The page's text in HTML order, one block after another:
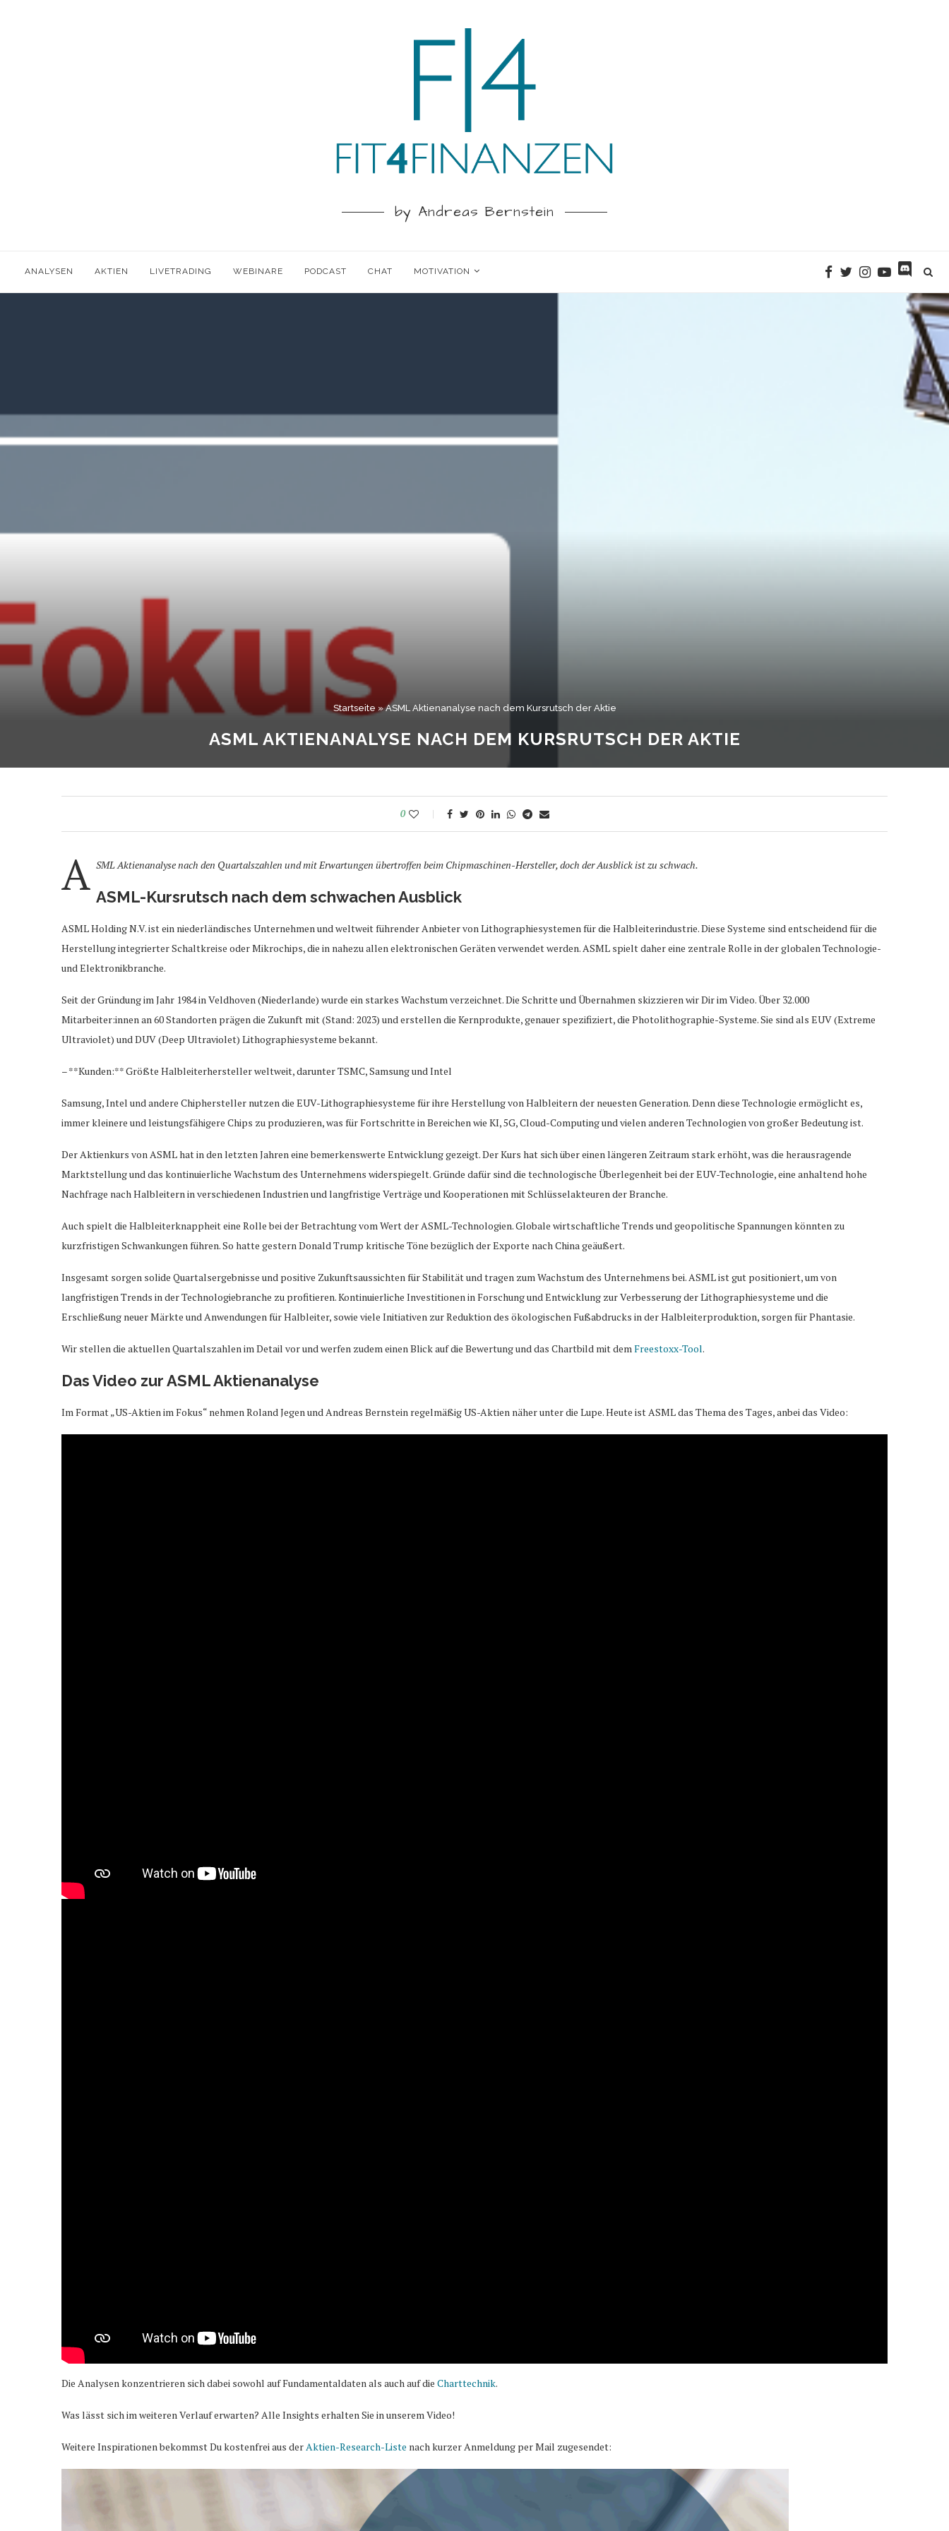
by Andreas Bernstein
ANALYSEN AKTIEN LIVETRADING WEBINARE PODCAST CHAT MOTIVATION
Startseite »ASML Aktienanalyse nach dem Kursrutsch der Aktie
ASML AKTIENANALYSE NACH DEM KURSRUTSCH DER AKTIE
0
A SML Aktienanalyse nach den Quartalszahlen und mit Erwartungen übertroffen beim Chipmaschinen-Hersteller, doch der Ausblick ist zu schwach.
ASML-Kursrutsch nach dem schwachen Ausblick
ASML Holding N.V. ist ein niederländisches Unternehmen und weltweit führender Anbieter von Lithographiesystemen für die Halbleiterindustrie. Diese Systeme sind entscheidend für die
Herstellung integrierter Schaltkreise oder Mikrochips, die in nahezu allen elektronischen Geräten verwendet werden. ASML spielt daher eine zentrale Rolle in der globalen Technologie-
und Elektronikbranche.
Seit der Gründung im Jahr 1984 in Veldhoven (Niederlande) wurde ein starkes Wachstum verzeichnet. Die Schritte und Übernahmen skizzieren wir Dir im Video. Über 32.000
Mitarbeiter:innen an 60 Standorten prägen die Zukunft mit (Stand: 2023) und erstellen die Kernprodukte, genauer spezifiziert, die Photolithographie-Systeme. Sie sind als EUV (Extreme
Ultraviolet) und DUV (Deep Ultraviolet) Lithographiesysteme bekannt.
– **Kunden:** Größte Halbleiterhersteller weltweit, darunter TSMC, Samsung und Intel
Samsung, Intel und andere Chiphersteller nutzen die EUV-Lithographiesysteme für ihre Herstellung von Halbleitern der neuesten Generation. Denn diese Technologie ermöglicht es,
immer kleinere und leistungsfähigere Chips zu produzieren, was für Fortschritte in Bereichen wie KI, 5G, Cloud-Computing und vielen anderen Technologien von großer Bedeutung ist.
Der Aktienkurs von ASML hat in den letzten Jahren eine bemerkenswerte Entwicklung gezeigt. Der Kurs hat sich über einen längeren Zeitraum stark erhöht, was die herausragende
Marktstellung und das kontinuierliche Wachstum des Unternehmens widerspiegelt. Gründe dafür sind die technologische Überlegenheit bei der EUV-Technologie, eine anhaltend hohe
Nachfrage nach Halbleitern in verschiedenen Industrien und langfristige Verträge und Kooperationen mit Schlüsselakteuren der Branche.
Auch spielt die Halbleiterknappheit eine Rolle bei der Betrachtung vom Wert der ASML-Technologien. Globale wirtschaftliche Trends und geopolitische Spannungen könnten zu
kurzfristigen Schwankungen führen. So hatte gestern Donald Trump kritische Töne bezüglich der Exporte nach China geäußert.
Insgesamt sorgen solide Quartalsergebnisse und positive Zukunftsaussichten für Stabilität und tragen zum Wachstum des Unternehmens bei. ASML ist gut positioniert, um von
langfristigen Trends in der Technologiebranche zu profitieren. Kontinuierliche Investitionen in Forschung und Entwicklung zur Verbesserung der Lithographiesysteme und die
Erschließung neuer Märkte und Anwendungen für Halbleiter, sowie viele Initiativen zur Reduktion des ökologischen Fußabdrucks in der Halbleiterproduktion, sorgen für Phantasie.
Wir stellen die aktuellen Quartalszahlen im Detail vor und werfen zudem einen Blick auf die Bewertung und das Chartbild mit dem Freestoxx-Tool.
Das Video zur ASML Aktienanalyse
Im Format „US-Aktien im Fokus“ nehmen Roland Jegen und Andreas Bernstein regelmäßig US-Aktien näher unter die Lupe. Heute ist ASML das Thema des Tages, anbei das Video:
Die Analysen konzentrieren sich dabei sowohl auf Fundamentaldaten als auch auf die Charttechnik.
Was lässt sich im weiteren Verlauf erwarten? Alle Insights erhalten Sie in unserem Video!
Weitere Inspirationen bekommst Du kostenfrei aus der Aktien-Research-Liste nach kurzer Anmeldung per Mail zugesendet: